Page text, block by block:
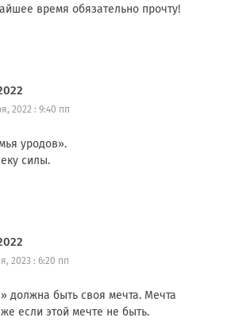
время обязательно прочту!
2022 : 9:40 пп
уродов».
силы.
2023 : 6:20 пп
должна быть своя мечта. Мечта
если этой мечте не быть.